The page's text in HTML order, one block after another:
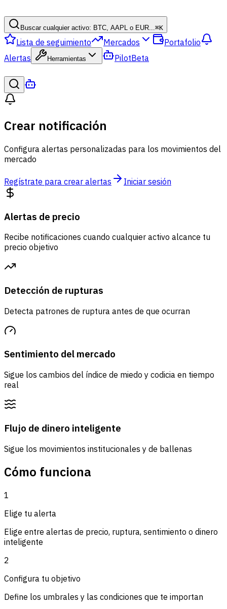
Buscar cualquier activo: BTC, AAPL o EUR...⌘K
Lista de seguimiento Mercados
Portafolio
Alertas
Herramientas PilotBeta
Crear notificación
Configura alertas personalizadas para los movimientos del
mercado
Regístrate para crear alertas Iniciar sesión
Alertas de precio
Recibe notificaciones cuando cualquier activo alcance tu
precio objetivo
Detección de rupturas
Detecta patrones de ruptura antes de que ocurran
Sentimiento del mercado
Sigue los cambios del índice de miedo y codicia en tiempo
real
Flujo de dinero inteligente
Sigue los movimientos institucionales y de ballenas
Cómo funciona
1
Elige tu alerta
Elige entre alertas de precio, ruptura, sentimiento o dinero
inteligente
2
Configura tu objetivo
Define los umbrales y las condiciones que te importan